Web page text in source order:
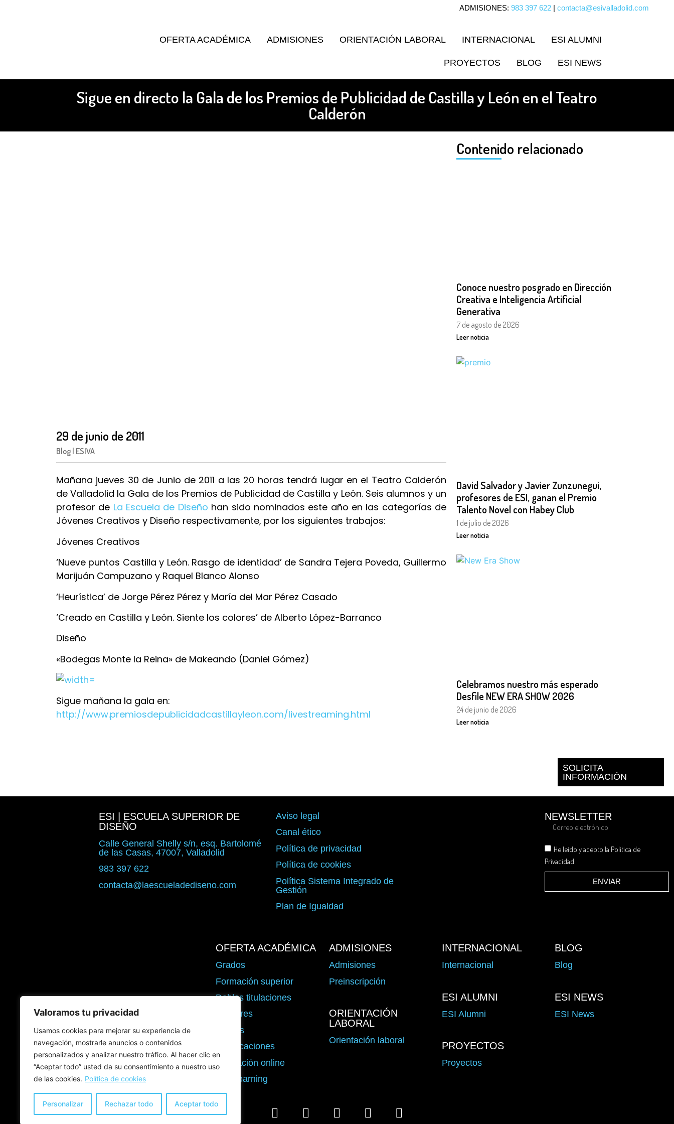
Valoramos tu privacidad
Usamos cookies para mejorar su experiencia de
navegación, mostrarle anuncios o contenidos
personalizados y analizar nuestro tráfico. Al hacer clic en
“Aceptar todo” usted da su consentimiento a nuestro uso
de las cookies. Política de cookies
Personalizar Rechazar todo Aceptar todo
ADMISIONES: 983 397 622 | contacta@esivalladolid.com
OFERTA ACADÉMICA ADMISIONES ORIENTACIÓN LABORAL INTERNACIONAL ESI ALUMNI
PROYECTOS BLOG ESI NEWS
Sigue en directo la Gala de los Premios de Publicidad de Castilla y León en el Teatro
Calderón
29 de junio de 2011
Blog ESIVA
Mañana jueves 30 de Junio de 2011 a las 20 horas tendrá lugar en el Teatro Calderón
de Valladolid la Gala de los Premios de Publicidad de Castilla y León. Seis alumnos y un
profesor de La Escuela de Diseño han sido nominados este año en las categorías de
Jóvenes Creativos y Diseño respectivamente, por los siguientes trabajos:
Jóvenes Creativos
‘Nueve puntos Castilla y León. Rasgo de identidad’ de Sandra Tejera Poveda, Guillermo
Marijuán Campuzano y Raquel Blanco Alonso
‘Heurística’ de Jorge Pérez Pérez y María del Mar Pérez Casado
‘Creado en Castilla y León. Siente los colores’ de Alberto López-Barranco
Diseño
«Bodegas Monte la Reina» de Makeando (Daniel Gómez)
Sigue mañana la gala en:
http://www.premiosdepublicidadcastillayleon.com/livestreaming.html
Contenido relacionado
Conoce nuestro posgrado en Dirección
Creativa e Inteligencia Artificial
Generativa
7 de agosto de 2026
Leer noticia
David Salvador y Javier Zunzunegui,
profesores de ESI, ganan el Premio
Talento Novel con Habey Club
1 de julio de 2026
Leer noticia
Celebramos nuestro más esperado
Desfile NEW ERA SHOW 2026
24 de junio de 2026
Leer noticia
SOLICITA
INFORMACIÓN
ESI | ESCUELA SUPERIOR DE
DISEÑO
Calle General Shelly s/n, esq. Bartolomé
de las Casas, 47007, Valladolid
983 397 622
contacta@laescueladediseno.com
Aviso legal
Canal ético
Política de privacidad
Política de cookies
Política Sistema Integrado de
Gestión
Plan de Igualdad
NEWSLETTER
He leído y acepto la Política de
Privacidad
ENVIAR
OFERTA ACADÉMICA
Grados
Formación superior
Dobles titulaciones
Másteres
Cursos
Certificaciones
Formación online
ESI Learning
ADMISIONES
Admisiones
Preinscripción
ORIENTACIÓN
LABORAL
Orientación laboral
INTERNACIONAL
Internacional
ESI ALUMNI
ESI Alumni
PROYECTOS
Proyectos
BLOG
Blog
ESI NEWS
ESI News